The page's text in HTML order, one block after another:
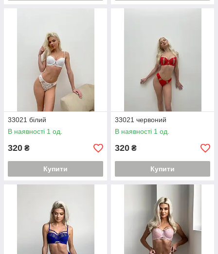
33021 білий
В наявності 1 од.
320 ₴
Купити
33021 червоний
В наявності 1 од.
320 ₴
Купити